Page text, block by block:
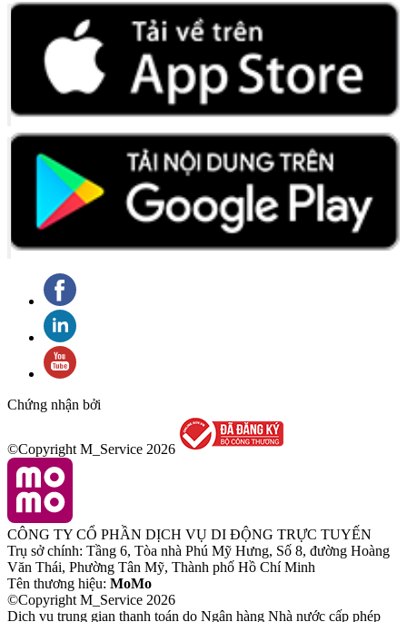
Chứng nhận bởi
©Copyright M_Service 2026
CÔNG TY CỔ PHẦN DỊCH VỤ DI ĐỘNG TRỰC TUYẾN
Trụ sở chính: Tầng 6, Tòa nhà Phú Mỹ Hưng, Số 8, đường Hoàng
Văn Thái, Phường Tân Mỹ, Thành phố Hồ Chí Minh
Tên thương hiệu: MoMo
©Copyright M_Service 2026
Dịch vụ trung gian thanh toán do Ngân hàng Nhà nước cấp phép